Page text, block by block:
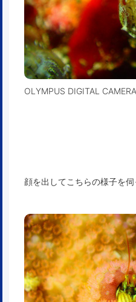
OLYMPUS DIGITAL CAMERA
顔を出してこちらの様子を